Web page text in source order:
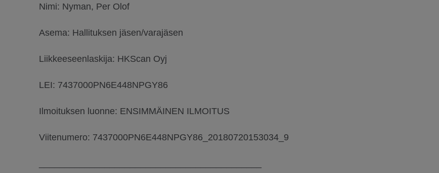
Nimi: Nyman, Per Olof
Asema: Hallituksen jäsen/varajäsen
Liikkeeseenlaskija: HKScan Oyj
LEI: 7437000PN6E448NPGY86
Ilmoituksen luonne: ENSIMMÄINEN ILMOITUS
Viitenumero: 7437000PN6E448NPGY86_20180720153034_9